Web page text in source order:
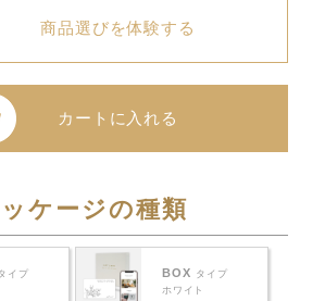
商品選びを体験する
カートに入れる
ケージの種類
イプ
BOX タイプ
ホワイト